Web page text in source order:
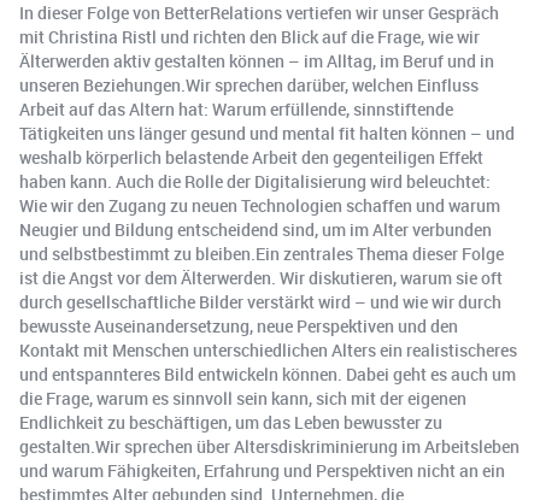
In dieser Folge von BetterRelations vertiefen wir unser Gespräch
mit Christina Ristl und richten den Blick auf die Frage, wie wir
Älterwerden aktiv gestalten können – im Alltag, im Beruf und in
unseren Beziehungen.Wir sprechen darüber, welchen Einfluss
Arbeit auf das Altern hat: Warum erfüllende, sinnstiftende
Tätigkeiten uns länger gesund und mental fit halten können – und
weshalb körperlich belastende Arbeit den gegenteiligen Effekt
haben kann. Auch die Rolle der Digitalisierung wird beleuchtet:
Wie wir den Zugang zu neuen Technologien schaffen und warum
Neugier und Bildung entscheidend sind, um im Alter verbunden
und selbstbestimmt zu bleiben.Ein zentrales Thema dieser Folge
ist die Angst vor dem Älterwerden. Wir diskutieren, warum sie oft
durch gesellschaftliche Bilder verstärkt wird – und wie wir durch
bewusste Auseinandersetzung, neue Perspektiven und den
Kontakt mit Menschen unterschiedlichen Alters ein realistischeres
und entspannteres Bild entwickeln können. Dabei geht es auch um
die Frage, warum es sinnvoll sein kann, sich mit der eigenen
Endlichkeit zu beschäftigen, um das Leben bewusster zu
gestalten.Wir sprechen über Altersdiskriminierung im Arbeitsleben
und warum Fähigkeiten, Erfahrung und Perspektiven nicht an ein
bestimmtes Alter gebunden sind. Unternehmen, die